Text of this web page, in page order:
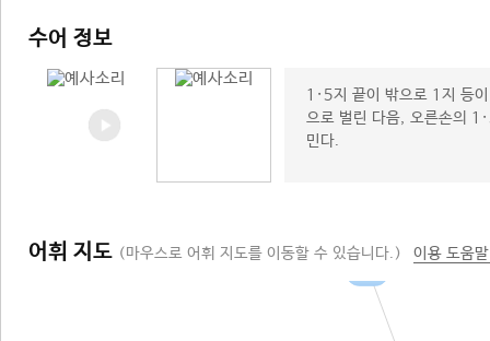
수어 정보
1·5지 끝이 밖으로 1지 등
으로 벌린 다음, 오른손의
민다.
어휘 지도 (마우스로 어휘 지도를 이동할 수 있습니다.) 이용 도움